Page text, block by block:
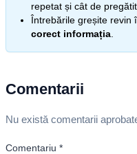
repetat și cât de pregătit
Întrebările greșite revin
corect informația
Comentarii
Nu există comentarii
Comentariu *